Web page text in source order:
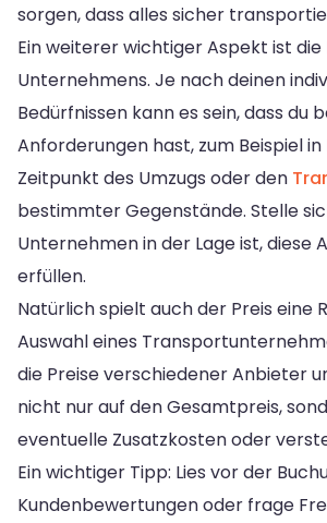
sorgen, dass alles sicher
Ein weiterer wichtiger Aspekt ist die
Unternehmens. Je nach deinen
Bedürfnissen kann es sein, dass du
Anforderungen hast, zum Beispiel in
Zeitpunkt des Umzugs oder den
bestimmter Gegenstände. Stelle
Unternehmen in der Lage ist, diese
erfüllen.
Natürlich spielt auch der Preis eine
Auswahl eines
die Preise verschiedener Anbieter
nicht nur auf den Gesamtpreis,
eventuelle Zusatzkosten oder
Ein wichtiger Tipp: Lies vor der
Kundenbewertungen oder frage